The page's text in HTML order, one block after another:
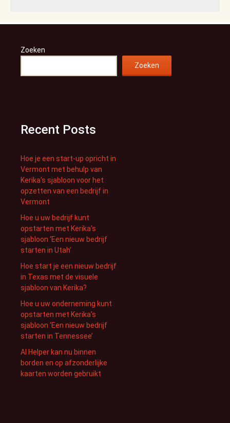
Zoeken
Zoeken
Recent Posts
Hoe je een start-up opricht in
Vermont met behulp van
Kerika’s sjabloon voor het
opzetten van een bedrijf in
Vermont
Hoe u uw bedrijf kunt
opstarten met Kerika’s
sjabloon ‘Een nieuw bedrijf
starten in Utah’
Hoe start je een nieuw bedrijf
in Texas met de visuele
sjabloon van Kerika?
Hoe u uw onderneming kunt
opstarten met Kerika’s
sjabloon ‘Een nieuw bedrijf
starten in Tennessee’
AI Helper kan nu binnen
borden en op afzonderlijke
kaarten worden gebruikt